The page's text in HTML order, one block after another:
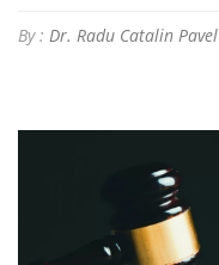
By : Dr. Radu Catalin Pavel